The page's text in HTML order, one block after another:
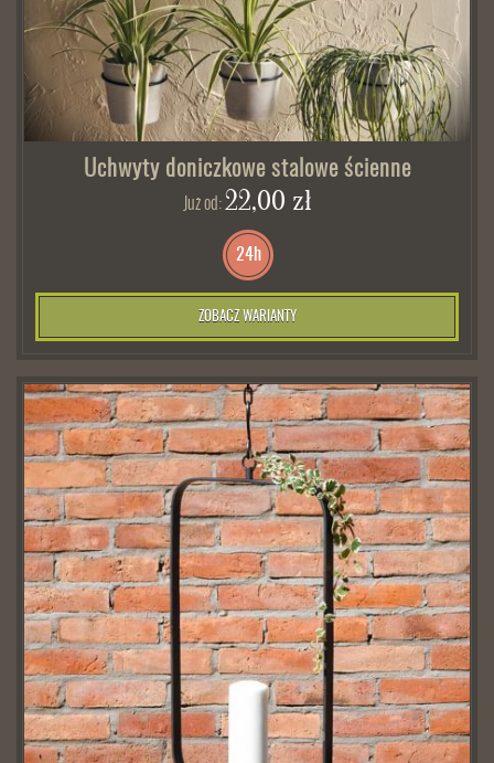
Uchwyty doniczkowe stalowe ścienne
Już od: 22,00 zł
24h
ZOBACZ WARIANTY